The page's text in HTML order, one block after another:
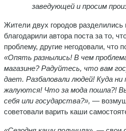
заведующей и просим
Жители двух городов разделились
благодарили автора поста за то,
проблему, другие негодовали, что
«Опять разнылись! В чем
магазине? Радуйтесь, что вам
дает. Разбаловали людей! Куда
жалуются! Что за мода пошла?!
себя или государства?», —
советовали варить каши